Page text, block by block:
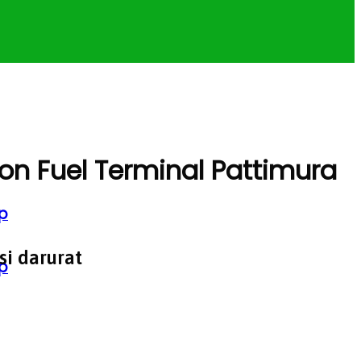
Fuel Terminal Pattimura
darurat